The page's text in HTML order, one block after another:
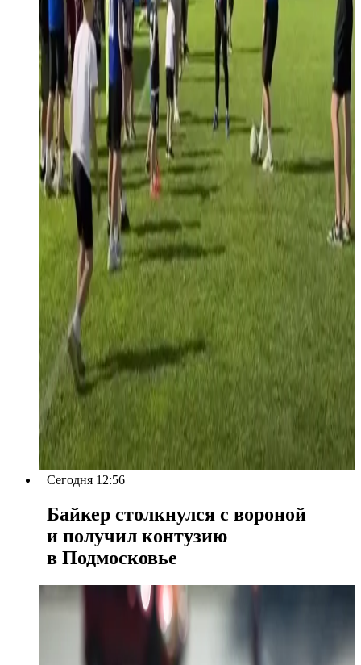
Сегодня 12:56
Байкер столкнулся с вороной
и получил контузию
в Подмосковье